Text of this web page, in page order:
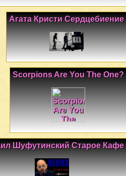
Агата Кристи Сердцебиение
Scorpions Are You The One?
Шуфутинский Старое Кафе